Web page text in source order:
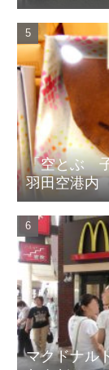
「空とぶ
羽田空港内
マクドナル